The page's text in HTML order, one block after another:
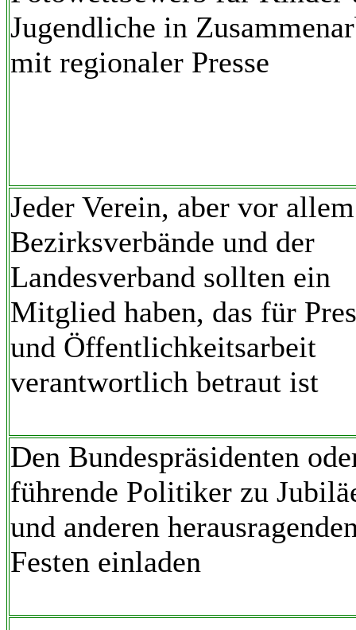
Jugendliche in
mit regionaler Presse
Jeder Verein, aber vor
Bezirksverbände und der
Landesverband sollten ein
Mitglied haben, das für
und Öffentlichkeitsarbeit
verantwortlich betraut ist
Den Bundespräsidenten
führende Politiker zu
und anderen
Festen einladen